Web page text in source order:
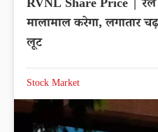
RVNL Share Price | रेल
मालामाल करेगा, लगातार
लूट
Stock Market